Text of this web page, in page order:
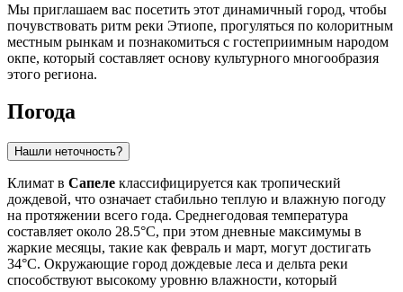
Мы приглашаем вас посетить этот динамичный город, чтобы
почувствовать ритм реки Этиопе, прогуляться по колоритным
местным рынкам и познакомиться с гостеприимным народом
окпе, который составляет основу культурного многообразия
этого региона.
Погода
Нашли неточность?
Климат в Сапеле классифицируется как тропический
дождевой, что означает стабильно теплую и влажную погоду
на протяжении всего года. Среднегодовая температура
составляет около 28.5°C, при этом дневные максимумы в
жаркие месяцы, такие как февраль и март, могут достигать
34°C. Окружающие город дождевые леса и дельта реки
способствуют высокому уровню влажности, который